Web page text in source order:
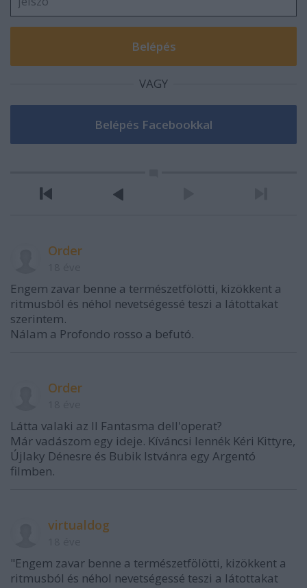
VAGY
Order
Engem zavar benne a természetfölötti, kizökkent a
ritmusból és néhol nevetségessé teszi a látottakat
szerintem.
Nálam a Profondo rosso a befutó.
Order
Látta valaki az Il Fantasma dell'operat?
Már vadászom egy ideje. Kíváncsi lennék Kéri Kittyre,
Újlaky Dénesre és Bubik Istvánra egy Argentó
filmben.
virtualdog
"Engem zavar benne a természetfölötti, kizökkent a
ritmusból és néhol nevetségessé teszi a látottakat